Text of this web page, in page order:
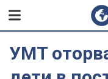
УМТ